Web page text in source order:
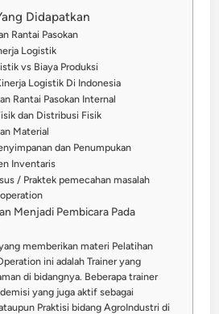
Didapatkan
Rantai Pasokan
Logistik
vs Biaya Produksi
Logistik Di Indonesia
Rantai Pasokan Internal
dan Distribusi Fisik
Material
dan Penumpukan
Inventaris
/ Praktek pemecahan masalah
Menjadi Pembicara Pada
memberikan materi Pelatihan
ini adalah Trainer yang
di bidangnya. Beberapa trainer
yang juga aktif sebagai
Praktisi bidang AgroIndustri di